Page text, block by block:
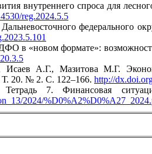
внутреннего спроса для
reg.2024.5.5
федерального
в «новом формате»:
А.Г., Мазитова М.Г.
Т. 20. № 2. С. 122–166. http://
7. Финансовая
2024/